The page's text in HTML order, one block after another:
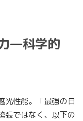
—科学的
光性能。「最強の日
張ではなく、以下の